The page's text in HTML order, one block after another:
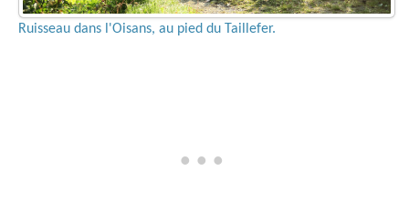
Ruisseau dans l'Oisans, au pied du Taillefer.